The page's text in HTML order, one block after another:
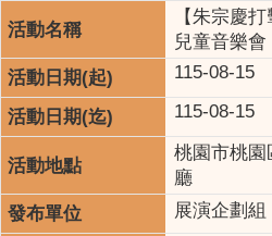
【朱宗慶
兒童音樂會
115-08-15
115-08-15
桃園市桃園
廳
展演企劃組